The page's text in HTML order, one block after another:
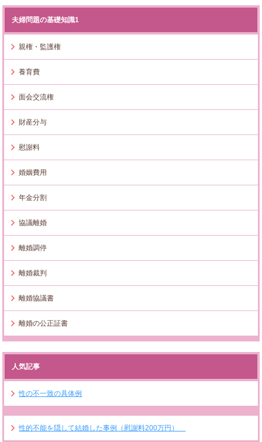
夫婦問題の基礎知識1
親権・監護権
養育費
面会交流権
財産分与
慰謝料
婚姻費用
年金分割
協議離婚
離婚調停
離婚裁判
離婚協議書
離婚の公正証書
人気記事
性の不一致の具体例
性的不能を隠して結婚した事例（慰謝料200万円）